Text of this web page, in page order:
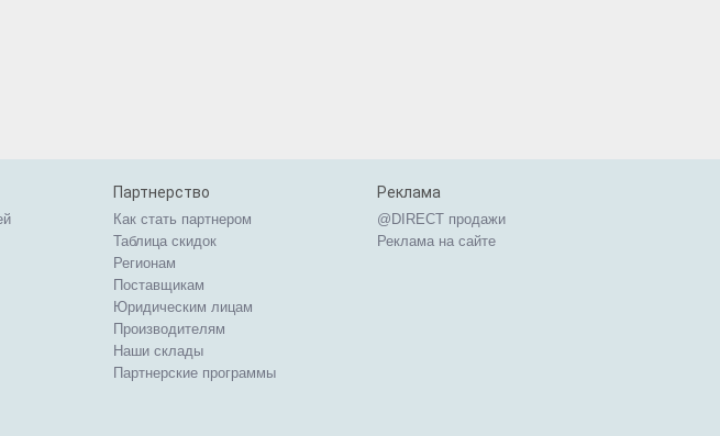
Партнерство
Как стать партнером
Таблица скидок
Регионам
Поставщикам
Юридическим лицам
Производителям
Наши склады
Партнерские программы
Реклама
@DIRECT продажи
Реклама на сайте